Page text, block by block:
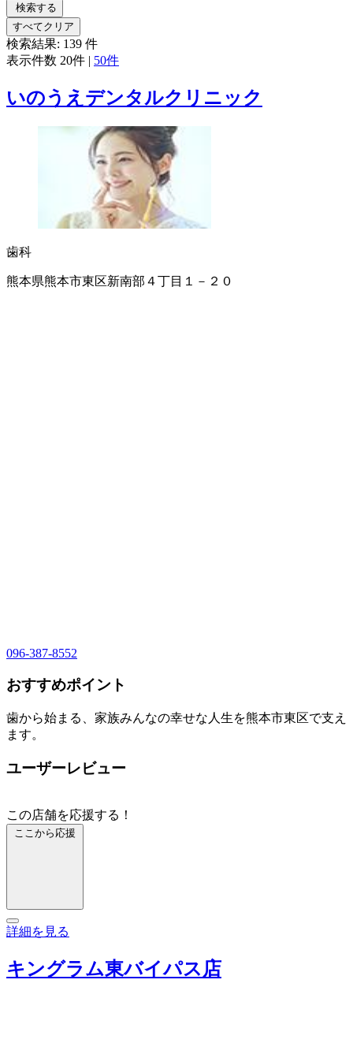
検索する
すべてクリア
検索結果: 139 件
表示件数 20件 | 50件
いのうえデンタルクリニック
歯科
熊本県熊本市東区新南部４丁目１－２０
096-387-8552
おすすめポイント
歯から始まる、家族みんなの幸せな人生を熊本市東区で支え
ます。
ユーザーレビュー
この店舗を応援する！
ここから応援
詳細を見る
キングラム東バイパス店